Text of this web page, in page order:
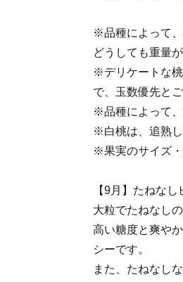
※品種によって、
どうしても重量
※デリケートな
で、玉数優先と
※品種によって、
※白桃は、追熟し
※果実のサイズ・
【9月】たねな
大粒でたねなし
高い糖度と爽や
シーです。
また、たねなし